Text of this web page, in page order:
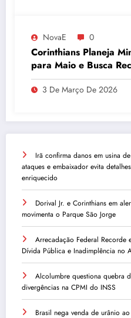
NovaE 0
Corinthians Planeja
para Maio e Busca
Desempenho
3 De Março De 2026
Irã confirma danos em usina
ataques e embaixador evita
enriquecido
Dorival Jr. e Corinthians em
movimenta o Parque São Jorge
Arrecadação Federal Recorde
Dívida Pública e Inadimplência no
Alcolumbre questiona quebra
divergências na CPMI do INSS
Brasil nega venda de urânio